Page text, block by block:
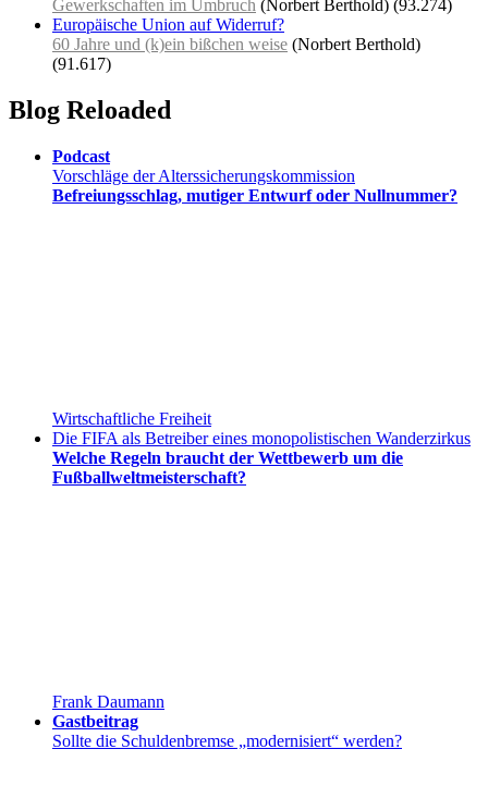
Gewerkschaften im Umbruch (Norbert Berthold) (93.274)
Europäische Union auf Widerruf?
60 Jahre und (k)ein bißchen weise (Norbert Berthold)
(91.617)
Blog Reloaded
Podcast
Vorschläge der Alterssicherungskommission
Befreiungsschlag, mutiger Entwurf oder Nullnummer?
Wirtschaftliche Freiheit
Die FIFA als Betreiber eines monopolistischen Wanderzirkus
Welche Regeln braucht der Wettbewerb um die
Fußballweltmeisterschaft?
Frank Daumann
Gastbeitrag
Sollte die Schuldenbremse „modernisiert“ werden?